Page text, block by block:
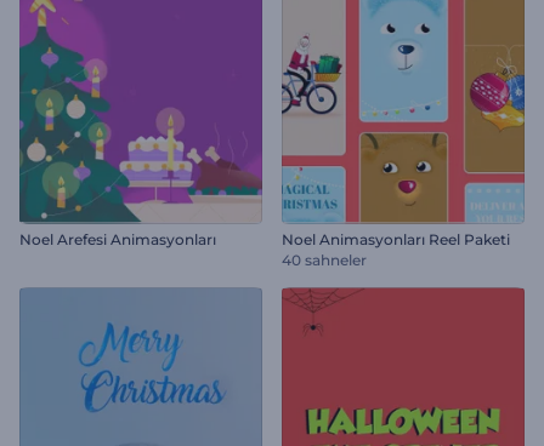
Noel Arefesi Animasyonları
Noel Animasyonları Reel Paketi
40 sahneler